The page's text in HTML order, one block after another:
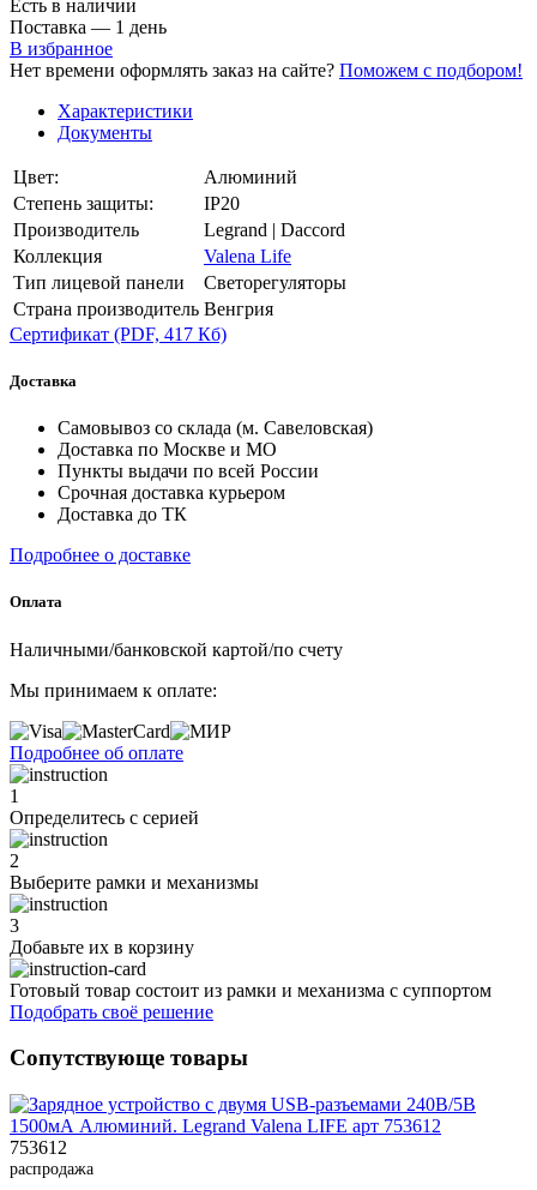
Есть в наличии
Поставка — 1 день
В избранное
Нет времени оформлять заказ на сайте? Поможем с подбором!
Характеристики
Документы
Цвет:
Алюминий
Степень защиты:
IP20
Производитель
Legrand | Daccord
Коллекция
Valena Life
Тип лицевой панели
Светорегуляторы
Страна производитель Венгрия
Сертификат (PDF, 417 Кб)
Доставка
Самовывоз со склада (м. Савеловская)
Доставка по Москве и МО
Пункты выдачи по всей России
Срочная доставка курьером
Доставка до ТК
Подробнее о доставке
Оплата
Наличными/банковской картой/по счету
Мы принимаем к оплате:
Подробнее об оплате
1
Определитесь с серией
2
Выберите рамки и механизмы
3
Добавьте их в корзину
Готовый товар состоит из рамки и механизма с суппортом
Подобрать своё решение
Сопутствующе товары
753612
распродажа